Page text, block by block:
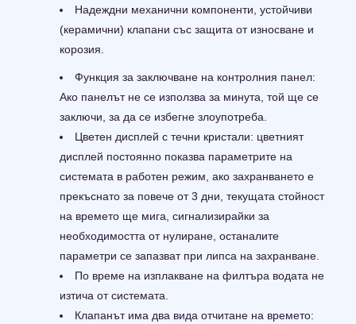
Надеждни механични компоненти, устойчиви
(керамични) клапани със защита от износване и
корозия.
Функция за заключване на контролния панел:
Ако панелът не се използва за минута, той ще се
заключи, за да се избегне злоупотреба.
Цветен дисплей с течни кристали: цветният
дисплей постоянно показва параметрите на
системата в работен режим, ако захранването е
прекъснато за повече от 3 дни, текущата стойност
на времето ще мига, сигнализирайки за
необходимостта от нулиране, останалите
параметри се запазват при липса на захранване.
По време на изплакване на филтъра водата не
изтича от системата.
Клапанът има два вида отчитане на времето: